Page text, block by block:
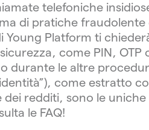
telefoniche
di pratiche
Young Platform ti
come PIN,
o durante le altre
come estratto
dei redditi, sono le
le FAQ!